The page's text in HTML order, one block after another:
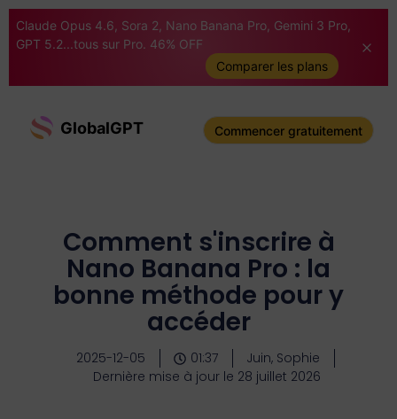
Claude Opus 4.6, Sora 2, Nano Banana Pro, Gemini 3 Pro,
GPT 5.2...tous sur Pro. 46% OFF
Comparer les plans
GlobalGPT Commencer gratuitement
Comment s'inscrire à
Nano Banana Pro : la
bonne méthode pour y
accéder
2025-12-05 01:37
Juin, Sophie
Dernière mise à jour le 28 juillet 2026